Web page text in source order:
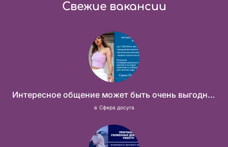
Свежие вакансии
Интересное общение может быть очень выгодным! Проверь, и ты не пожалеешь! 2 000 000₽
в Сфера досуга